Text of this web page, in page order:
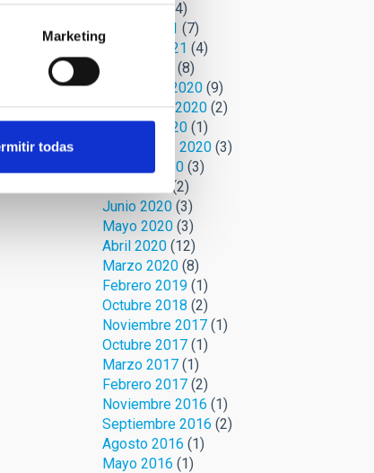
Marketing
todas
Abril 2021(4)
Marzo 2021 (7)
Febrero 2021 (4)
(8)
Diciembre 2020(9)
Noviembre 2020(2)
Octubre 2020(1)
Septiembre 2020(3)
Agosto 2020(3)
(2)
Junio 2020(3)
Mayo 2020(3)
Abril 2020(12)
Marzo 2020(8)
Febrero 2019(1)
Octubre 2018 (2)
Noviembre 2017(1)
Octubre 2017(1)
Marzo 2017(1)
Febrero 2017(2)
Noviembre 2016 (1)
Septiembre 2016 (2)
Agosto 2016 (1)
Mayo 2016 (1)